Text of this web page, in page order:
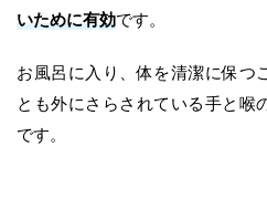
いために有効です。
お風呂に入り、体を清潔に保つ
とも外にさらされている手と喉
です。